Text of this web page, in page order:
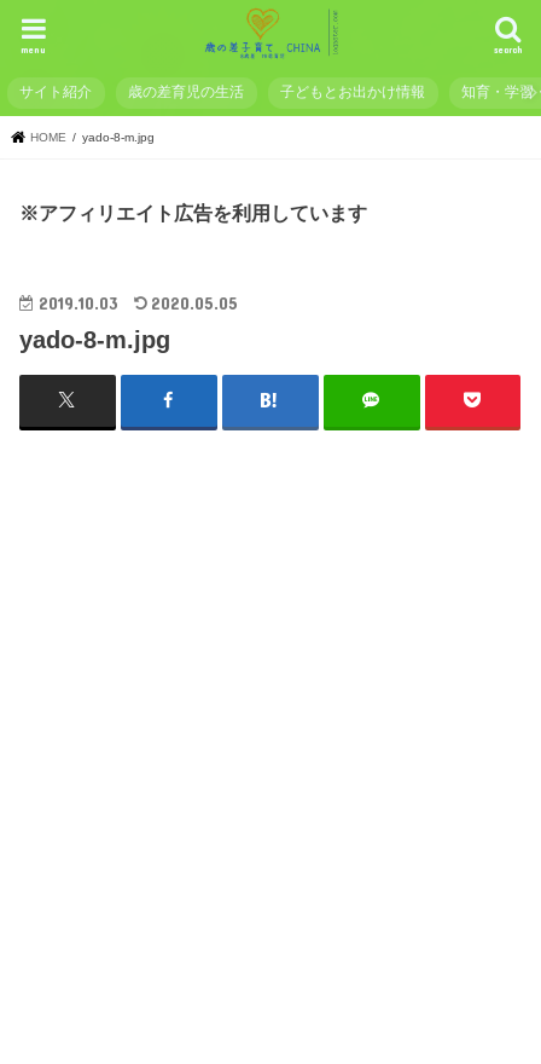
search
menu
サイト紹介 歳の差育児の生活 子どもとお出かけ情報 知育・学習
HOME yado-8-m.jpg
※アフィリエイト広告を利用しています
2019.10.03 2020.05.05
yado-8-m.jpg